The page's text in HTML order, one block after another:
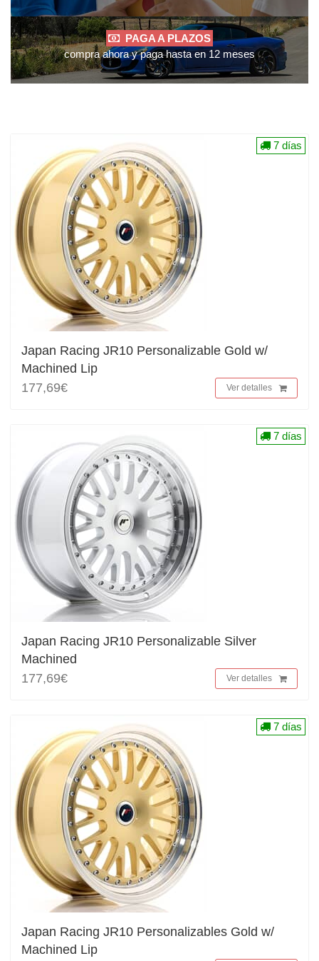
PAGA A PLAZOS
compra ahora y paga hasta en 12 meses
Japan Racing JR10 Personalizable Gold w/
Machined Lip
177,69€
Ver detalles
7 días
Japan Racing JR10 Personalizable Silver
Machined
177,69€
Ver detalles
7 días
Japan Racing JR10 Personalizables Gold w/
Machined Lip
7 días